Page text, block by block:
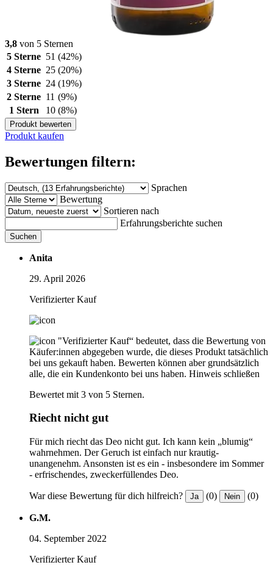
3,8 von 5 Sternen
5 Sterne 51 (42%)
4 Sterne 25 (20%)
3 Sterne 24 (19%)
2 Sterne 11 (9%)
1 Stern
10 (8%)
Produkt bewerten
Produkt kaufen
Bewertungen filtern:
Sprachen
Bewertung
Sortieren nach
Erfahrungsberichte suchen
Suchen
Anita
29. April 2026
Verifizierter Kauf
"Verifizierter Kauf“ bedeutet, dass die Bewertung von
Käufer:innen abgegeben wurde, die dieses Produkt tatsächlich
bei uns gekauft haben. Bewerten können aber grundsätzlich
alle, die ein Kundenkonto bei uns haben. Hinweis schließen
Bewertet mit 3 von 5 Sternen.
Riecht nicht gut
Für mich riecht das Deo nicht gut. Ich kann kein „blumig“
wahrnehmen. Der Geruch ist einfach nur krautig-
unangenehm. Ansonsten ist es ein - insbesondere im Sommer
- erfrischendes, zweckerfüllendes Deo.
War diese Bewertung für dich hilfreich? Ja (0) Nein (0)
G.M.
04. September 2022
Verifizierter Kauf